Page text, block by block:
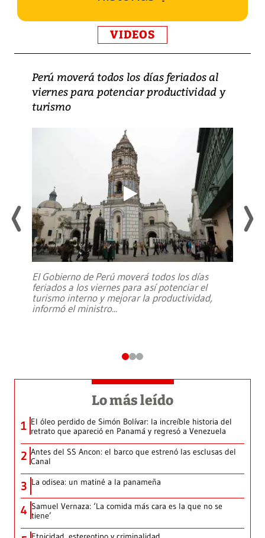
VIDEOS
Perú moverá todos los días feriados al
viernes para potenciar productividad y
turismo
El Gobierno de Perú moverá todos los días
feriados a los viernes para así potenciar el
turismo interno y mejorar la productividad,
informó el ministro...
Lo más leído
1 El óleo perdido de Simón Bolívar: la increíble historia del
retrato que apareció en Panamá y regresó a Venezuela
2 Antes del SS Ancon: el barco que estrenó las esclusas del
Canal
3 La odisea: un matiné a la panameña
4 Samuel Vernaza: ‘La comida más cara es la que no se
tiene’